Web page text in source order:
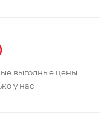
выгодные цены
у нас